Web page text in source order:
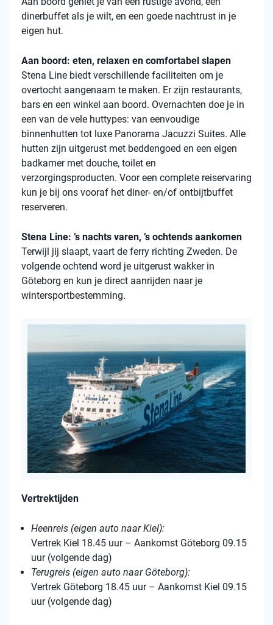
dinerbuffet als je wilt, en een goede nachtrust in je
eigen hut.
Aan boord: eten, relaxen en comfortabel slapen
Stena Line biedt verschillende faciliteiten om je
overtocht aangenaam te maken. Er zijn restaurants,
bars en een winkel aan boord. Overnachten doe je in
een van de vele huttypes: van eenvoudige
binnenhutten tot luxe Panorama Jacuzzi Suites. Alle
hutten zijn uitgerust met beddengoed en een eigen
badkamer met douche, toilet en
verzorgingsproducten. Voor een complete reiservaring
kun je bij ons vooraf het diner- en/of ontbijtbuffet
reserveren.
Stena Line: ’s nachts varen, ’s ochtends aankomen
Terwijl jij slaapt, vaart de ferry richting Zweden. De
volgende ochtend word je uitgerust wakker in
Göteborg en kun je direct aanrijden naar je
wintersportbestemming.
Vertrektijden
Heenreis (eigen auto naar Kiel):
Vertrek Kiel 18.45 uur – Aankomst Göteborg 09.15
uur (volgende dag)
Terugreis (eigen auto naar Göteborg):
Vertrek Göteborg 18.45 uur – Aankomst Kiel 09.15
uur (volgende dag)